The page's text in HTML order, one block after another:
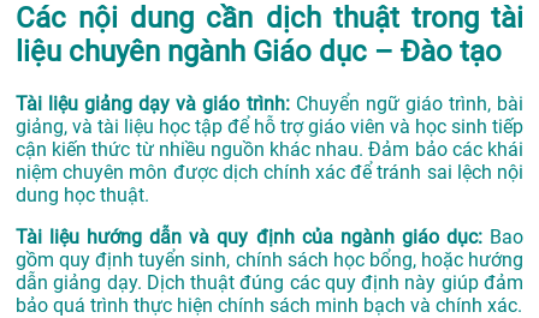
Các nội dung cần dịch thuật trong tài
liệu chuyên ngành Giáo dục – Đào tạo
Tài liệu giảng dạy và giáo trình: Chuyển ngữ giáo trình, bài
giảng, và tài liệu học tập để hỗ trợ giáo viên và học sinh tiếp
cận kiến thức từ nhiều nguồn khác nhau. Đảm bảo các khái
niệm chuyên môn được dịch chính xác để tránh sai lệch nội
dung học thuật.
Tài liệu hướng dẫn và quy định của ngành giáo dục: Bao
gồm quy định tuyển sinh, chính sách học bổng, hoặc hướng
dẫn giảng dạy. Dịch thuật đúng các quy định này giúp đảm
bảo quá trình thực hiện chính sách minh bạch và chính xác.